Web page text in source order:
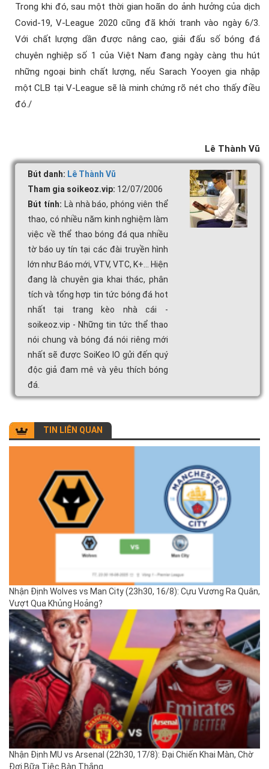
Trong khi đó, sau một thời gian hoãn do ảnh hưởng của dịch
Covid-19, V-League 2020 cũng đã khởi tranh vào ngày 6/3.
Với chất lượng dần được nâng cao, giải đấu số bóng đá
chuyên nghiệp số 1 của Việt Nam đang ngày càng thu hút
những ngoại binh chất lượng, nếu Sarach Yooyen gia nhập
một CLB tại V-League sẽ là minh chứng rõ nét cho thấy điều
đó./
Lê Thành Vũ
Bút danh: Lê Thành Vũ
Tham gia soikeoz.vip: 12/07/2006
Bút tính: Là nhà báo, phóng viên thể
thao, có nhiều năm kinh nghiệm làm
việc về thể thao bóng đá qua nhiều
tờ báo uy tín tại các đài truyền hình
lớn như Báo mới, VTV, VTC, K+... Hiện
đang là chuyên gia khai thác, phân
tích và tổng hợp tin tức bóng đá hot
nhất tại trang kèo nhà cái -
soikeoz.vip - Những tin tức thể thao
nói chung và bóng đá nói riêng mới
nhất sẽ được SoiKeo IO gửi đến quý
độc giả đam mê và yêu thích bóng
đá.
TIN LIÊN QUAN
Nhận Định Wolves vs Man City (23h30, 16/8): Cựu Vương Ra Quân,
Vượt Qua Khủng Hoảng?
Nhận Định MU vs Arsenal (22h30, 17/8): Đại Chiến Khai Màn, Chờ
Đợi Bữa Tiệc Bàn Thắng